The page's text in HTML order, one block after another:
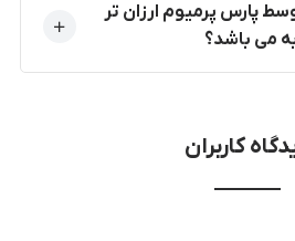
پارس پرمیوم ارزان تر
می باشد؟
کاربران